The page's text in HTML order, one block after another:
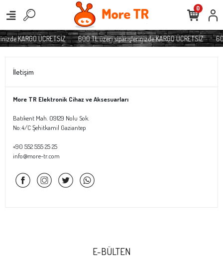
KARGO ÜCRETSİZ 600 TL üzeri siparişlerinizde KARGO ÜCRETSİZ
0
İletişim
More TR Elektronik Cihaz ve Aksesuarları
Batıkent Mah. 09129 Nolu Sok.
No:4/C Şehitkamil Gaziantep
+90 552 555 25 25
info@more-tr.com
E-BÜLTEN